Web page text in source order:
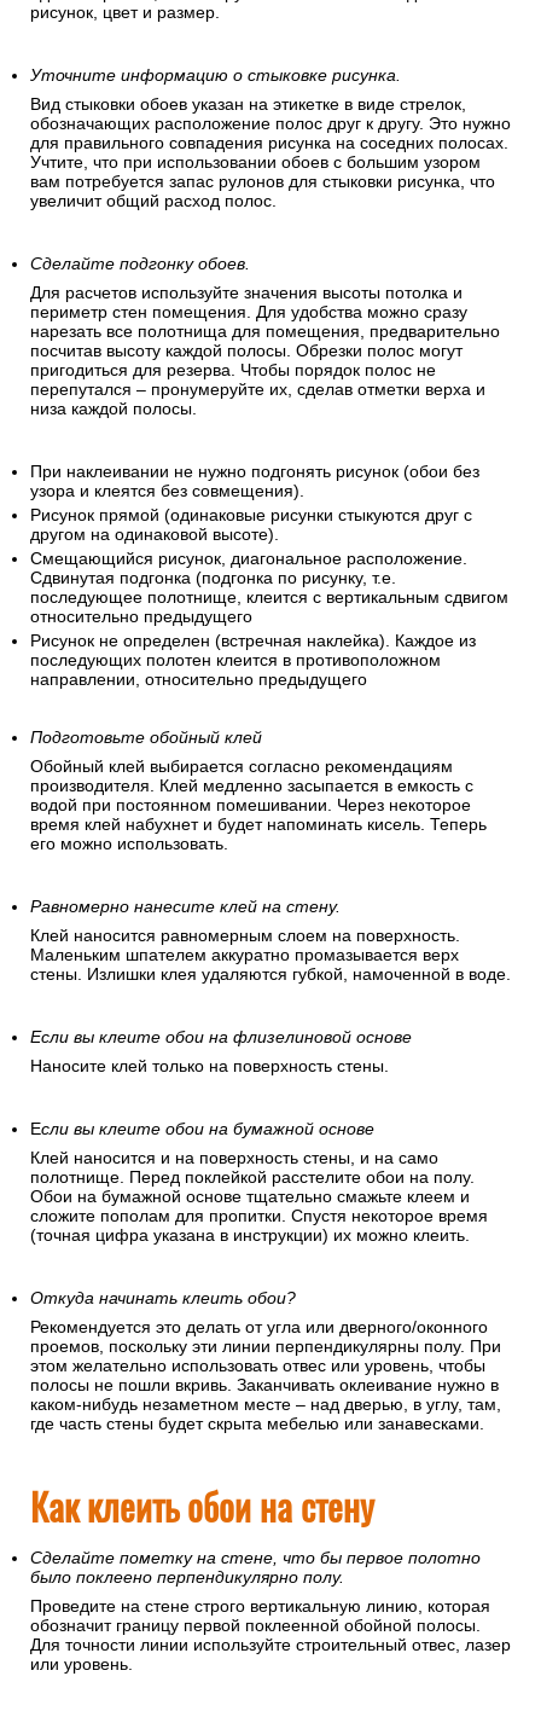
рисунок, цвет и размер.
Уточните информацию о стыковке рисунка.
Вид стыковки обоев указан на этикетке в виде стрелок,
обозначающих расположение полос друг к другу. Это нужно
для правильного совпадения рисунка на соседних полосах.
Учтите, что при использовании обоев с большим узором
вам потребуется запас рулонов для стыковки рисунка, что
увеличит общий расход полос.
Сделайте подгонку обоев.
Для расчетов используйте значения высоты потолка и
периметр стен помещения. Для удобства можно сразу
нарезать все полотнища для помещения, предварительно
посчитав высоту каждой полосы. Обрезки полос могут
пригодиться для резерва. Чтобы порядок полос не
перепутался – пронумеруйте их, сделав отметки верха и
низа каждой полосы.
При наклеивании не нужно подгонять рисунок (обои без
узора и клеятся без совмещения).
Рисунок прямой (одинаковые рисунки стыкуются друг с
другом на одинаковой высоте).
Смещающийся рисунок, диагональное расположение.
Сдвинутая подгонка (подгонка по рисунку, т.е.
последующее полотнище, клеится с вертикальным сдвигом
относительно предыдущего
Рисунок не определен (встречная наклейка). Каждое из
последующих полотен клеится в противоположном
направлении, относительно предыдущего
Подготовьте обойный клей
Обойный клей выбирается согласно рекомендациям
производителя. Клей медленно засыпается в емкость с
водой при постоянном помешивании. Через некоторое
время клей набухнет и будет напоминать кисель. Теперь
его можно использовать.
Равномерно нанесите клей на стену.
Клей наносится равномерным слоем на поверхность.
Маленьким шпателем аккуратно промазывается верх
стены. Излишки клея удаляются губкой, намоченной в воде.
Если вы клеите обои на флизелиновой основе
Наносите клей только на поверхность стены.
Если вы клеите обои на бумажной основе
Клей наносится и на поверхность стены, и на само
полотнище. Перед поклейкой расстелите обои на полу.
Обои на бумажной основе тщательно смажьте клеем и
сложите пополам для пропитки. Спустя некоторое время
(точная цифра указана в инструкции) их можно клеить.
Откуда начинать клеить обои?
Рекомендуется это делать от угла или дверного/оконного
проемов, поскольку эти линии перпендикулярны полу. При
этом желательно использовать отвес или уровень, чтобы
полосы не пошли вкривь. Заканчивать оклеивание нужно в
каком-нибудь незаметном месте – над дверью, в углу, там,
где часть стены будет скрыта мебелью или занавесками.
Как клеить обои на стену
Сделайте пометку на стене, что бы первое полотно
было поклеено перпендикулярно полу.
Проведите на стене строго вертикальную линию, которая
обозначит границу первой поклеенной обойной полосы.
Для точности линии используйте строительный отвес, лазер
или уровень.